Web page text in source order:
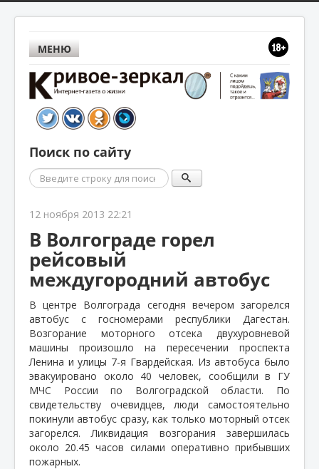
МЕНЮ
Поиск по сайту
Поиск
12 ноября 2013 22:21
В Волгограде горел
рейсовый
междугородний автобус
В центре Волгограда сегодня вечером загорелся
автобус с госномерами республики Дагестан.
Возгорание моторного отсека двухуровневой
машины произошло на пересечении проспекта
Ленина и улицы 7-я Гвардейская. Из автобуса было
эвакуировано около 40 человек, сообщили в ГУ
МЧС России по Волгоградской области. По
свидетельству очевидцев, люди самостоятельно
покинули автобус сразу, как только моторный отсек
загорелся. Ликвидация возгорания завершилась
около 20.45 часов силами оперативно прибывших
пожарных.